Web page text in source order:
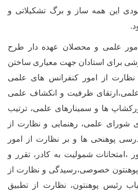
این همه ساز و برگ تشکیلاتی و
علمی و محصلان عهده دار طرح
برای استادان جهت معیاری ساختن
نظارت از امور کنفرانس های علمی
علمی،ارتقای ظرفیت و انکشاف علمی
ها و سمینارهای علمی، ترتیب
شورای علمی، رهنمایی و نظارت از
پوهنحی ها و بر نظارت از امور
،امتحانات شمولیت به کادر، تقرر و
پوهنتون خصوصی،رسیدگی و نظارت از
رئیس پوهنتون، نظارت از تطبیق